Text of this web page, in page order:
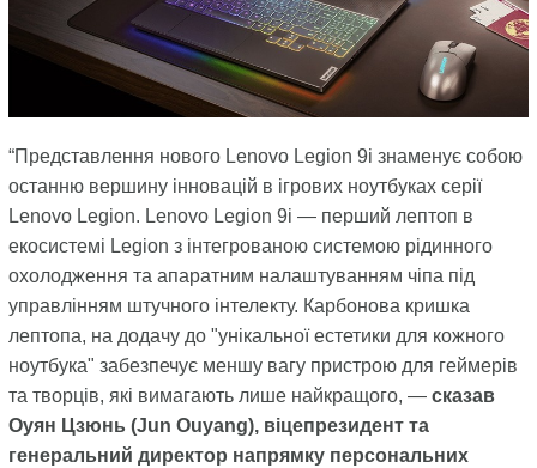
“Представлення нового Lenovo Legion 9i знаменує собою
останню вершину інновацій в ігрових ноутбуках серії
Lenovo Legion. Lenovo Legion 9i — перший лептоп в
екосистемі Legion з інтегрованою системою рідинного
охолодження та апаратним налаштуванням чіпа під
управлінням штучного інтелекту. Карбонова кришка
лептопа, на додачу до "унікальної естетики для кожного
ноутбука" забезпечує меншу вагу пристрою для геймерів
та творців, які вимагають лише найкращого, — сказав
Оуян Цзюнь (Jun Ouyang), віцепрезидент та
генеральний директор напрямку персональних